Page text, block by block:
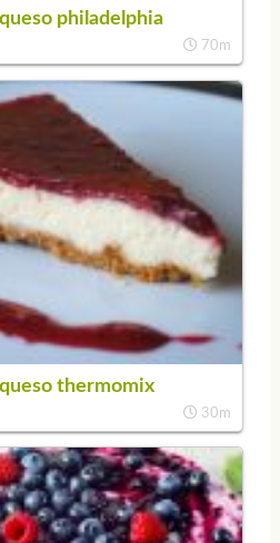
philadelphia
70m
thermomix
30m